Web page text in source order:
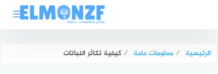
الرئيسية ⁄ معلومات عامة ⁄ كيفية تكاثر النباتات